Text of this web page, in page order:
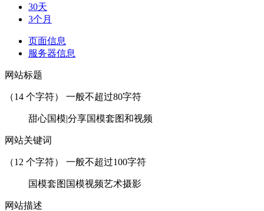
30天
3个月
页面信息
服务器信息
网站标题
（14 个字符） 一般不超过80字符
甜心国模|分享国模套图和视频
网站关键词
（12 个字符） 一般不超过100字符
国模套图国模视频艺术摄影
网站描述